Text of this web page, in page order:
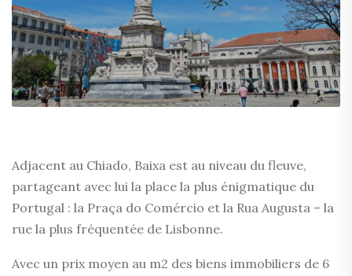
Adjacent au Chiado, Baixa est au niveau du fleuve,
partageant avec lui la place la plus énigmatique du
Portugal : la Praça do Comércio et la Rua Augusta – la
rue la plus fréquentée de Lisbonne.
Avec un prix moyen au m2 des biens immobiliers de 6